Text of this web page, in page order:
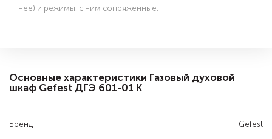
неё) и режимы, с ним сопряжённые.
Основные характеристики Газовый духовой
шкаф Gefest ДГЭ 601-01 К
Бренд Gefest